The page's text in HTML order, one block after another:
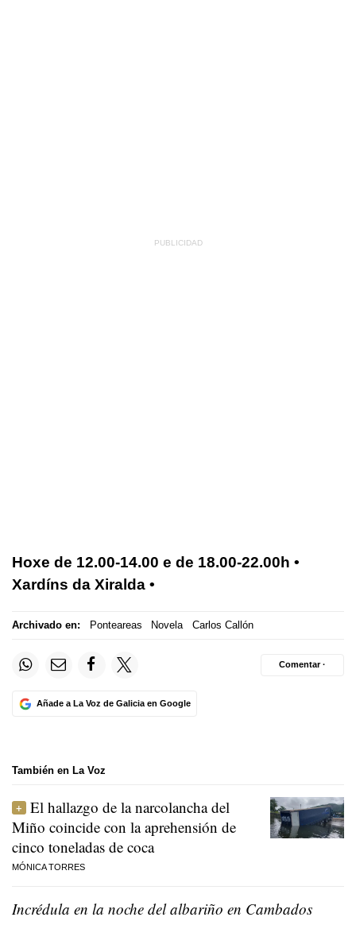
Hoxe de 12.00-14.00 e de 18.00-22.00h •
Xardíns da Xiralda •
Archivado en: Ponteareas Novela Carlos Callón
Añade a La Voz de Galicia en Google
Comentar ·
También en La Voz
El hallazgo de la narcolancha del
Miño coincide con la aprehensión de
cinco toneladas de coca
MÓNICA TORRES
Incrédula en la noche del albariño en Cambados